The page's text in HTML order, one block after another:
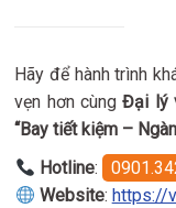
Hãy để hành trình
vẹn hơn cùngĐại lý
“Bay tiết kiệm –
Hotline:
Website: https://